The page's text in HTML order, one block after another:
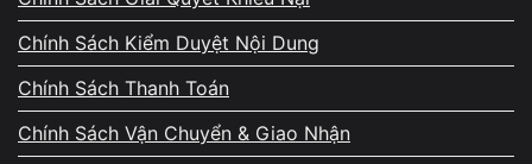
Chính Sách Kiểm Duyệt Nội Dung
Chính Sách Thanh Toán
Chính Sách Vận Chuyển & Giao Nhận